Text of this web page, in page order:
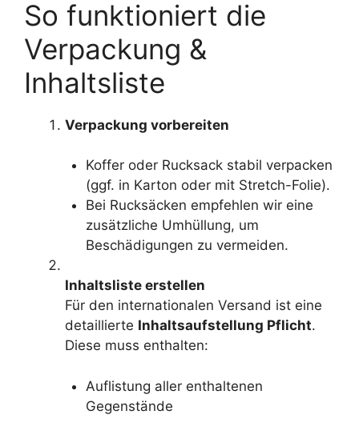
So funktioniert die
Verpackung &
Inhaltsliste
Verpackung vorbereiten
Koffer oder Rucksack stabil verpacken
(ggf. in Karton oder mit Stretch-Folie).
Bei Rucksäcken empfehlen wir eine
zusätzliche Umhüllung, um
Beschädigungen zu vermeiden.
Inhaltsliste erstellen
Für den internationalen Versand ist eine
detaillierte Inhaltsaufstellung Pflicht.
Diese muss enthalten:
Auflistung aller enthaltenen
Gegenstände